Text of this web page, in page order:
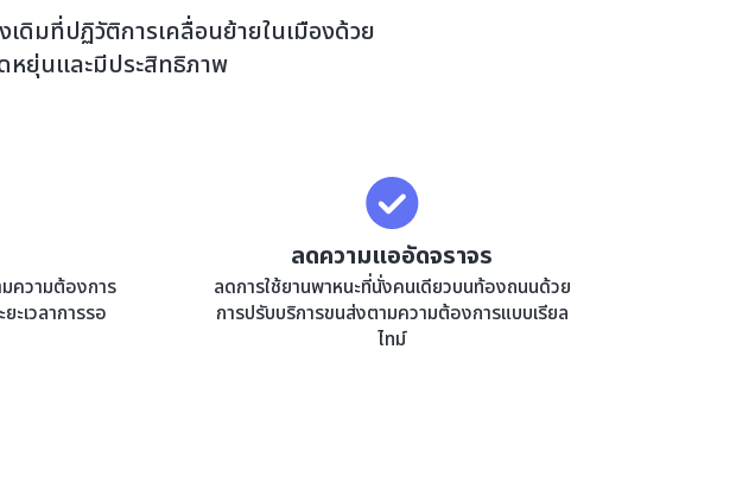
ดิมที่ปฏิวัติการเคลื่อนย้ายในเมืองด้วย
หยุ่นและมีประสิทธิภาพ
ความต้องการ
ะเวลาการรอ
ลดความแออัดจราจร
ลดการใช้ยานพาหนะที่นั่งคนเดียวบนท้องถนนด้วย
การปรับบริการขนส่งตามความต้องการแบบเรียล
ไทม์